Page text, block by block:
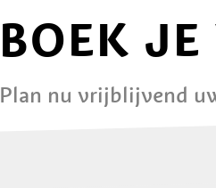
BOEK
Plan nu vrijblijvend